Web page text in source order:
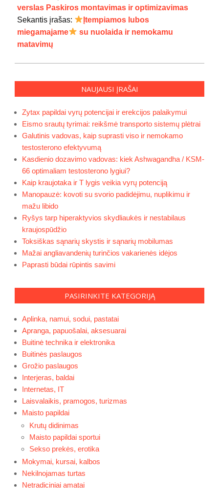
16
verslas Paskiros montavimas ir optimizavimas
Sekantis įrašas:
Įtempiamos lubos
miegamajame
su nuolaida ir nemokamu
matavimų
NAUJAUSI ĮRAŠAI
Zytax papildai vyrų potencijai ir erekcijos palaikymui
Eismo srautų tyrimai: reikšmė transporto sistemų plėtrai
Galutinis vadovas, kaip suprasti viso ir nemokamo
testosterono efektyvumą
Kasdienio dozavimo vadovas: kiek Ashwagandha / KSM-
66 optimaliam testosterono lygiui?
Kaip kraujotaka ir T lygis veikia vyrų potenciją
Manopauzė: kovoti su svorio padidėjimu, nuplikimu ir
mažu libido
Ryšys tarp hiperaktyvios skydliaukės ir nestabilaus
kraujospūdžio
Toksiškas sąnarių skystis ir sąnarių mobilumas
Mažai angliavandenių turinčios vakarienės idėjos
Paprasti būdai rūpintis savimi
PASIRINKITE KATEGORIJĄ
Aplinka, namui, sodui, pastatai
Apranga, papuošalai, aksesuarai
Buitinė technika ir elektronika
Buitinės paslaugos
Grožio paslaugos
Interjeras, baldai
Internetas, IT
Laisvalaikis, pramogos, turizmas
Maisto papildai
Krutų didinimas
Maisto papildai sportui
Sekso prekės, erotika
Mokymai, kursai, kalbos
Nekilnojamas turtas
Netradiciniai amatai